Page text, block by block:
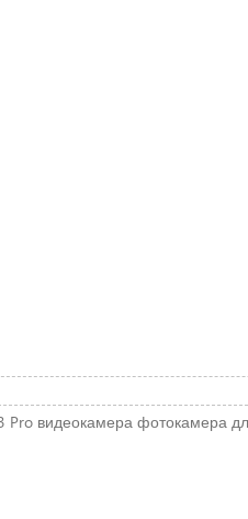
Pro видеокамера фотокамера